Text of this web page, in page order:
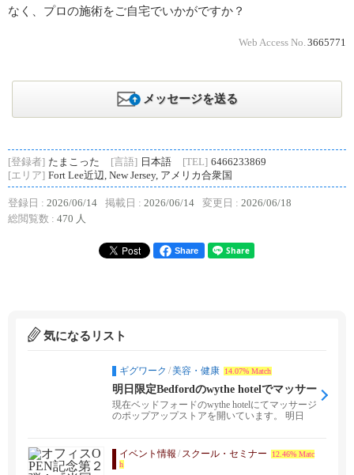
なく、プロの施術をご自宅でいかがですか？
Web Access No. 3665771
メッセージを送る
[登録者] たまこった [言語] 日本語 [TEL] 6466233869
[エリア] Fort Lee近辺, New Jersey, アメリカ合衆国
登録日 : 2026/06/14 掲載日 : 2026/06/14 変更日 : 2026/06/18
総閲覧数 : 470 人
Share
気になるリスト
ギグワーク /美容・健康 14.07% Match
明日限定Bedfordのwythe hotelでマッサー
ジします
現在ベッドフォードのwythe hotelにてマッサージ
のポップアップストアを開いています。 明日
イベント情報 / スクール・セミナー
12.46% Matc
h